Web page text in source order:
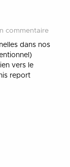
commentaire
dans nos
vers le
report